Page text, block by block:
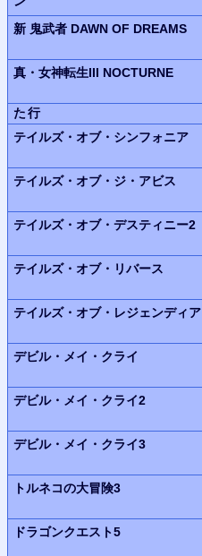
新 鬼武者 DAWN OF DREAMS
真・女神転生III NOCTURNE
た行
テイルズ・オブ・シンフォニア
テイルズ・オブ・ジ・アビス
テイルズ・オブ・デスティニー2
テイルズ・オブ・リバース
テイルズ・オブ・レジェンディア
デビル・メイ・クライ
デビル・メイ・クライ2
デビル・メイ・クライ3
トルネコの大冒険3
ドラゴンクエスト5